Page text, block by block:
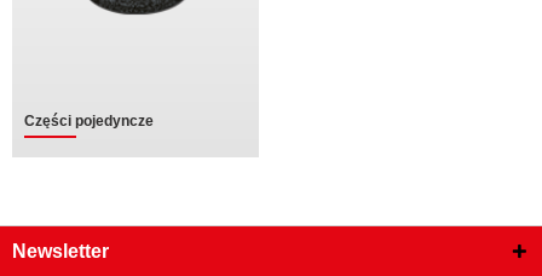
Części pojedyncze
Newsletter